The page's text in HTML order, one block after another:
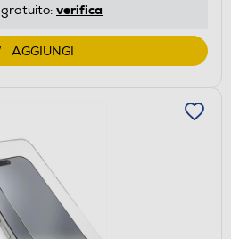
verifica
AGGIUNGI